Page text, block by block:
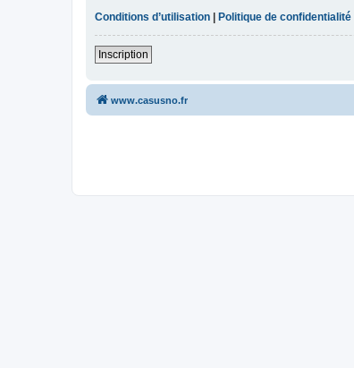
Conditions d’utilisation
Politique de confidentialité
Inscription
www.casusno.fr